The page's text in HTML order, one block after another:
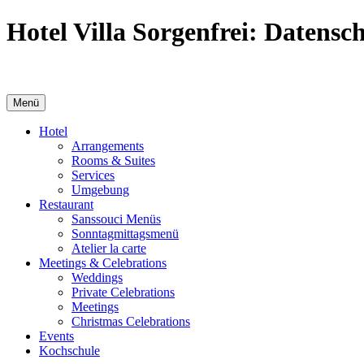
Hotel Villa Sorgenfrei:
Menü
Hotel
Arrangements
Rooms & Suites
Services
Umgebung
Restaurant
Sanssouci Menüs
Sonntag­mittags­menü
Atelier la carte
Meetings & Celebrations
Weddings
Private Celebrations
Meetings
Christmas Celebrations
Events
Kochschule